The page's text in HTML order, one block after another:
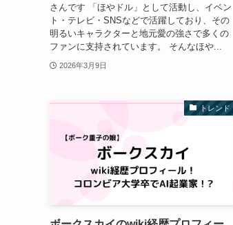
さんです 「ほやドル」として活動し、イベン
ト・テレビ・SNSなどで活躍しており、その
明るいキャラクターと地元愛の強さで多くの
ファンに支持されています。 そんなほや...
2026年3月9日
トレンド